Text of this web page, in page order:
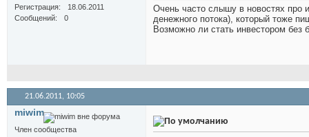
Регистрация
18.06.2011
Сообщений
0
Очень часто слышу в новостях про
денежного потока), который тоже
Возможно ли стать инвестором без
21.06.2011, 10:05
miwim
Член сообщества